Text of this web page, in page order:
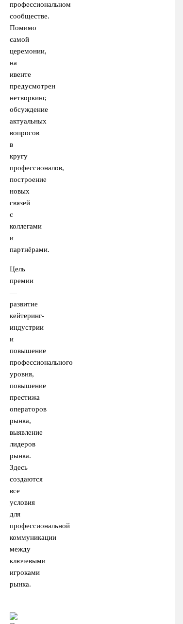
профессиональном
сообществе.
Помимо
самой
церемонии,
на
ивенте
предусмотрен
нетворкинг,
обсуждение
актуальных
вопросов
в
кругу
профессионалов,
построение
новых
связей
с
коллегами
и
партнёрами.
Цель
премии
—
развитие
кейтеринг-
индустрии
и
повышение
профессионального
уровня,
повышение
престижа
операторов
рынка,
выявление
лидеров
рынка.
Здесь
создаются
все
условия
для
профессиональной
коммуникации
между
ключевыми
игроками
рынка.